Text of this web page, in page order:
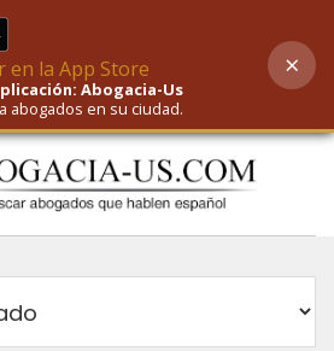
AI-Powered Search
Abogacia-Us
abogados en su ciudad.
×